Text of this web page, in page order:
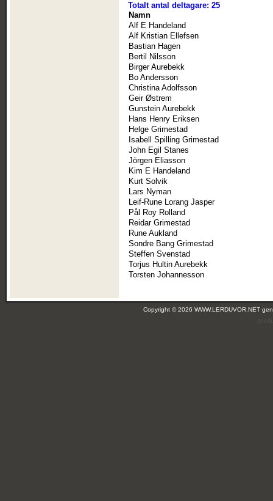
Totalt antal deltagare: 25
Namn
Alf E Handeland
Alf Kristian Ellefsen
Bastian Hagen
Bertil Nilsson
Birger Aurebekk
Bo Andersson
Christina Adolfsson
Geir Østrem
Gunstein Aurebekk
Hans Henry Eriksen
Helge Grimestad
Isabell Spilling Grimestad
John Egil Stanes
Jörgen Eliasson
Kim E Handeland
Kurt Solvik
Lars Nyman
Leif-Rune Lorang Jasper
Pål Roy Rolland
Reidar Grimestad
Rune Aukland
Sondre Bang Grimestad
Steffen Svenstad
Torjus Hultin Aurebekk
Torsten Johannesson
Copyright © 2026 WWW.LERDUVOR.NET